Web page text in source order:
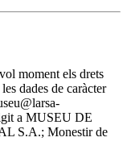
moment els drets
dades de caràcter
a MUSEU DE
S.A.; Monestir de